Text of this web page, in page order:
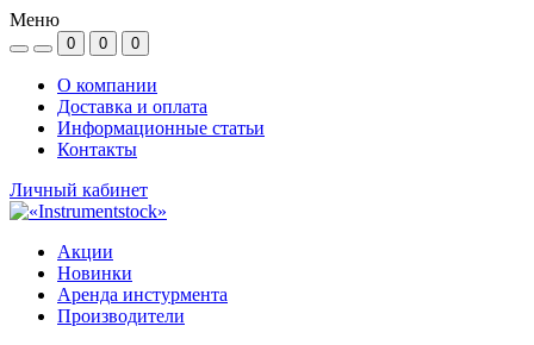
Меню
0 0 0
О компании
Доставка и оплата
Информационные статьи
Контакты
Личный кабинет
Акции
Новинки
Аренда инстурмента
Производители